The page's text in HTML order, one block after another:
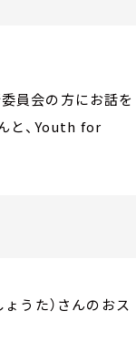
員会の方にお話を
と、Youth for
うた）さんのおス